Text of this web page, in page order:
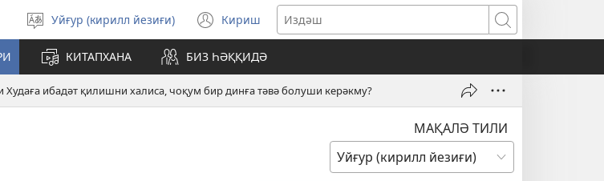
Тил
таллаш
Уйғур (кирилл йезиғи) Кириш
(opens
new
window)
Издәш
КИТАПХАНА БИЗ ҺӘҚҚИДӘ
Худаға ибадәт қилишни халиса, чоқум бир динға тәвә болуши керәкму?
МАҚАЛӘ ТИЛИ